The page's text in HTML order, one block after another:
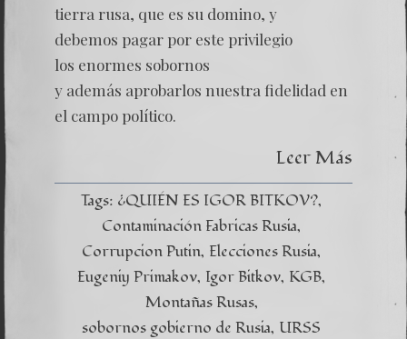
tierra rusa, que es su domino, y
debemos pagar por este privilegio
los enormes sobornos
y además aprobarlos nuestra fidelidad en
el campo político.
Leer Más
Tags: ¿QUIÉN ES IGOR BITKOV?
Contaminación Fabricas Rusia
Corrupcion Putin Elecciones Rusia
Eugeniy Primakov Igor Bitkov KGB
Montañas Rusas
sobornos gobierno de Rusia URSS